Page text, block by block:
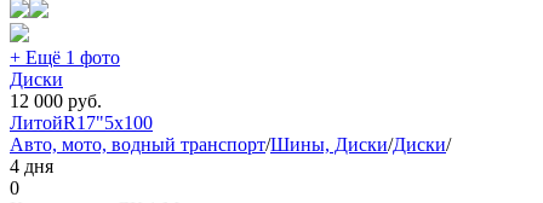
+ Ещё 1 фото
Диски
12 000 руб.
ЛитойR17"5x100
Авто, мото, водный транспорт/Шины, Диски/Диски/
4 дня
0